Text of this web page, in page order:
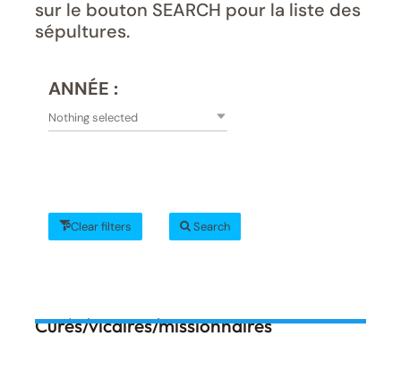
sur le bouton SEARCH pour la liste des
sépultures.
ANNÉE :
Nothing selected
Clear filters Search
Curés/vicaires/missionnaires